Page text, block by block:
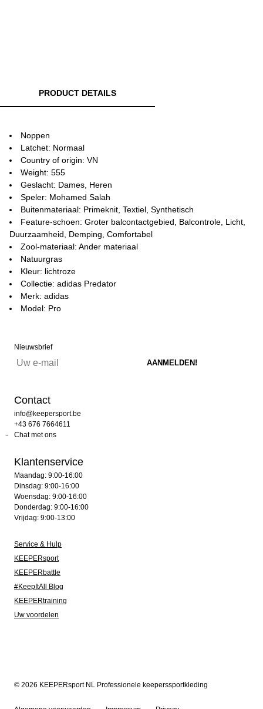
PRODUCT DETAILS
Noppen
Latchet: Normaal
Country of origin: VN
Weight: 555
Geslacht: Dames, Heren
Speler: Mohamed Salah
Buitenmateriaal: Primeknit, Textiel, Synthetisch
Feature-schoen: Groter balcontactgebied, Balcontrole, Licht,
Duurzaamheid, Demping, Comfortabel
Zool-materiaal: Ander materiaal
Natuurgras
Kleur: lichtroze
Collectie: adidas Predator
Merk: adidas
Model: Pro
Nieuwsbrief
Contact
info@keepersport.be
+43 676 7664611
Chat met ons
Klantenservice
Maandag: 9:00-16:00
Dinsdag: 9:00-16:00
Woensdag: 9:00-16:00
Donderdag: 9:00-16:00
Vrijdag: 9:00-13:00
Service & Hulp
KEEPERsport
KEEPERbattle
#KeepItAll Blog
KEEPERtraining
Uw voordelen
© 2026 KEEPERsport NL Professionele keeperssportkleding